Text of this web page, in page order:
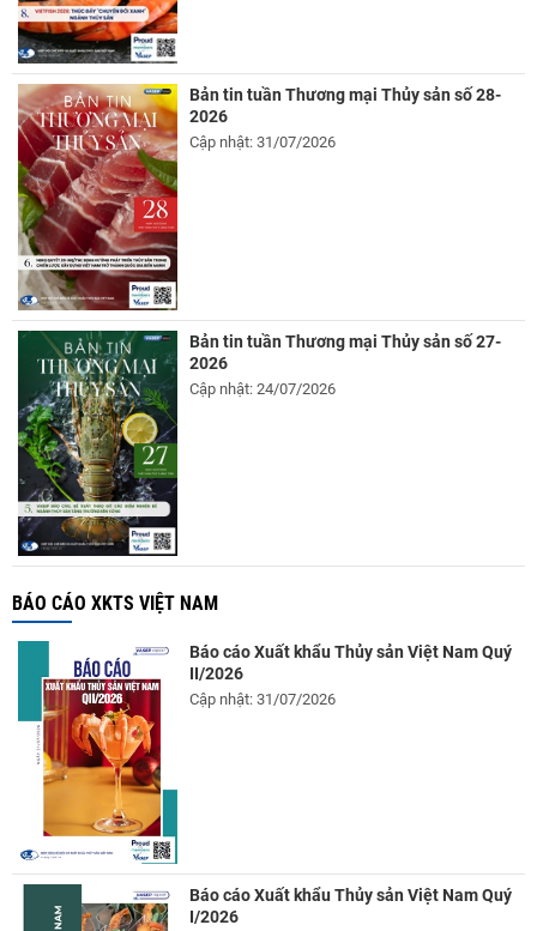
Bản tin tuần Thương mại Thủy sản số 28-
2026
Cập nhật: 31/07/2026
Bản tin tuần Thương mại Thủy sản số 27-
2026
Cập nhật: 24/07/2026
BÁO CÁO XKTS VIỆT NAM
Báo cáo Xuất khẩu Thủy sản Việt Nam Quý
II/2026
Cập nhật: 31/07/2026
Báo cáo Xuất khẩu Thủy sản Việt Nam Quý
I/2026